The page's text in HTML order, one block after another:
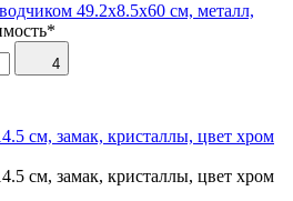
49.2х8.5х60 см, металл,
4